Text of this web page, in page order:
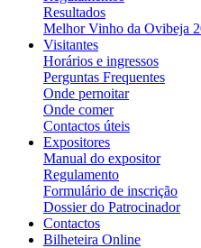
Resultados
Melhor Vinho da Ovibeja
Visitantes
Horários e ingressos
Perguntas Frequentes
Onde pernoitar
Onde comer
Contactos úteis
Expositores
Manual do expositor
Regulamento
Formulário de inscrição
Dossier do Patrocinador
Contactos
Bilheteira Online